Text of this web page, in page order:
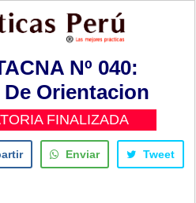
Nº 040:
Orientacion
FINALIZADA
Enviar Tweet